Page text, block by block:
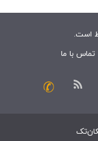
است.
تماس با ما
تلگرام خوراک